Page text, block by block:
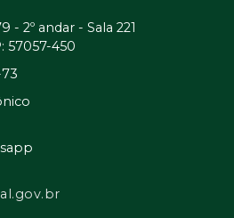
- 2º andar - Sala 221
57057-450